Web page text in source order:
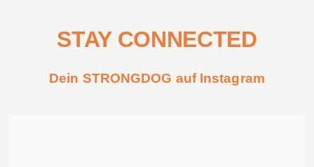
STAY CONNECTED
Dein STRONGDOG auf Instagram